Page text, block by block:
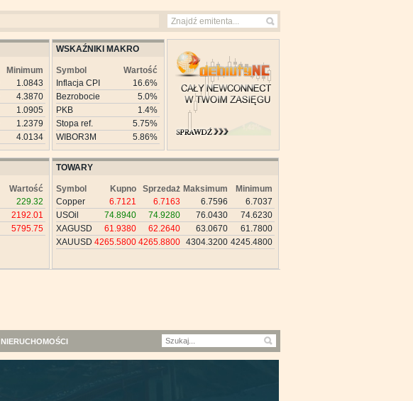
Minimum
1.0843
4.3870
1.0905
1.2379
4.0134
WSKAŹNIKI MAKRO
Symbol
Wartość
Inflacja CPI
16.6%
Bezrobocie
5.0%
PKB
1.4%
Stopa ref.
5.75%
WIBOR3M
5.86%
Wartość
229.32
2192.01
5795.75
TOWARY
Symbol Kupno Sprzedaż Maksimum
Minimum
Copper
6.7121 6.7163 6.7596
6.7037
USOil
74.8940 74.9280 76.0430
74.6230
XAGUSD
61.9380 62.2640 63.0670
61.7800
XAUUSD 4265.5800 4265.8800 4304.3200 4245.4800
NIERUCHOMOŚCI